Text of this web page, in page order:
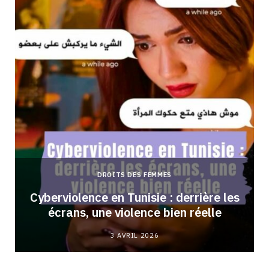
DROITS DES FEMMES
Cyberviolence en Tunisie : derrière les
écrans, une violence bien réelle
3 AVRIL 2026